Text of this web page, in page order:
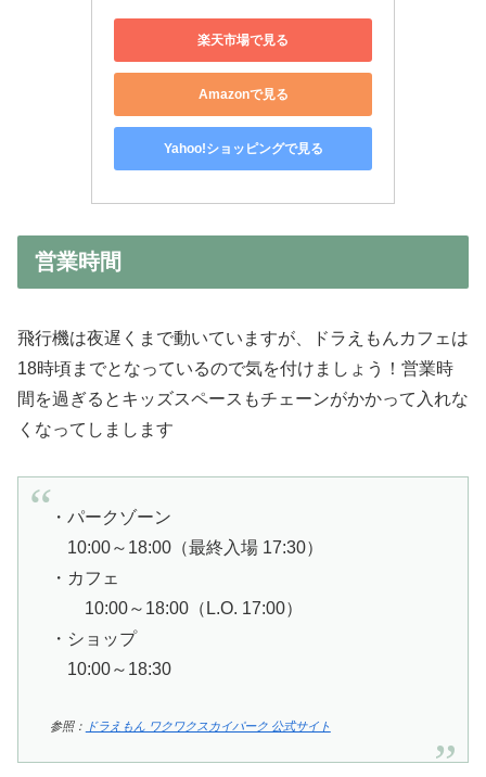
楽天市場で見る
Amazonで見る
Yahoo!ショッピングで見る
営業時間
飛行機は夜遅くまで動いていますが、ドラえもんカフェは
18時頃までとなっているので気を付けましょう！営業時
間を過ぎるとキッズスペースもチェーンがかかって入れな
くなってしまします
・パークゾーン
10:00～18:00（最終入場 17:30）
・カフェ
10:00～18:00（L.O. 17:00）
・ショップ
10:00～18:30
参照： ドラえもん ワクワクスカイパーク 公式サイト